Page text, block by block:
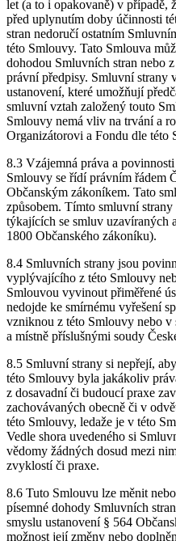
let (a to i opakovaně) v případě,
před uplynutím doby účinnosti
stran nedoručí ostatním
této Smlouvy. Tato Smlouva
dohodou Smluvních stran nebo
právní předpisy. Smluvní
ustanovení, které umožňují
smluvní vztah založený touto
Smlouvy nemá vliv na trvání a
Organizátorovi a Fondu dle této
8.3 Vzájemná práva a
Smlouvy se řídí právním řádem
Občanským zákoníkem. Tato
způsobem. Tímto smluvní
týkajících se smluv uzavíraných
1800 Občanského zákoníku).
8.4 Smluvních strany jsou
vyplývajícího z této Smlouvy
Smlouvou vyvinout přiměřené
nedojde ke smírnému vyřešení
vzniknou z této Smlouvy nebo v
a místně příslušnými soudy
8.5 Smluvní strany si nepřejí,
této Smlouvy byla jakákoliv
z dosavadní či budoucí praxe
zachovávaných obecně či v
této Smlouvy, ledaže je v této
Vedle shora uvedeného si
vědomy žádných dosud mezi
zvyklostí či praxe.
8.6 Tuto Smlouvu lze měnit
písemné dohody Smluvních
smyslu ustanovení § 564
možnost její změny nebo